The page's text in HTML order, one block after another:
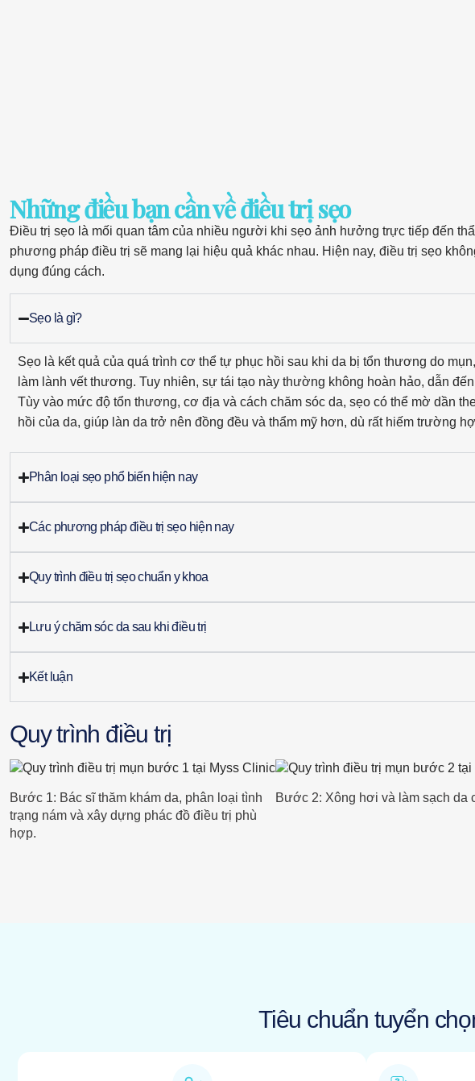
Những điều bạn cần về điều trị sẹo
Điều trị sẹo là mối quan tâm của nhiều người khi sẹo ảnh hưởng trực tiếp đến
phương pháp điều trị sẽ mang lại hiệu quả khác nhau. Hiện nay, điều trị sẹo
dụng đúng cách.
Sẹo là gì?
Sẹo là kết quả của quá trình cơ thể tự phục hồi sau khi da bị tổn thương do
làm lành vết thương. Tuy nhiên, sự tái tạo này thường không hoàn hảo, dẫn
Tùy vào mức độ tổn thương, cơ địa và cách chăm sóc da, sẹo có thể mờ dần
hồi của da, giúp làn da trở nên đồng đều và thẩm mỹ hơn, dù rất hiếm trường
Phân loại sẹo phổ biến hiện nay
Các phương pháp điều trị sẹo hiện nay
Quy trình điều trị sẹo chuẩn y khoa
Lưu ý chăm sóc da sau khi điều trị
Kết luận
Quy trình điều trị
Bước 1: Bác sĩ thăm khám da, phân loại tình
trạng nám và xây dựng phác đồ điều trị phù
hợp.
Bước 2: Xông hơi và làm sạch da
Tiêu chuẩn tuyển